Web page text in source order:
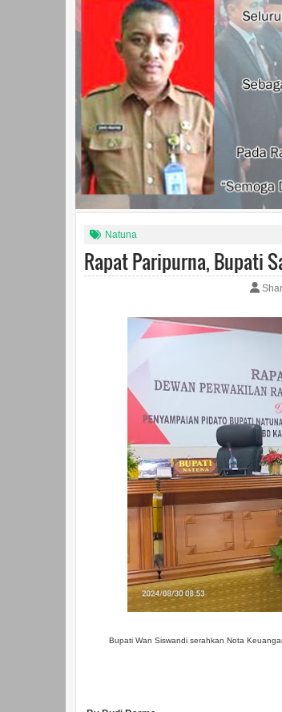
Natuna
Rapat Paripurna, Bupati
Bupati Wan Siswandi serahkan Nota